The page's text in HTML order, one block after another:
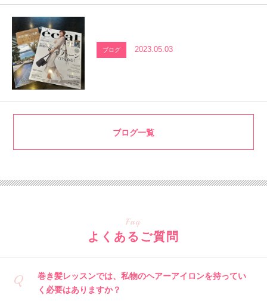
ブログ 2023.05.03
ブログ一覧
Faq
よくあるご質問
Q
巻き髪レッスンでは、私物のヘアーアイロンを持ってい
く必要はありますか？